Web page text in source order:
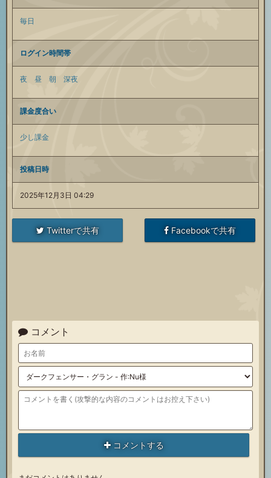
毎日
ログイン時間帯
夜 昼 朝 深夜
課金度合い
少し課金
投稿日時
2025年12月3日 04:29
Twitterで共有 Facebookで共有
コメント
コメントする